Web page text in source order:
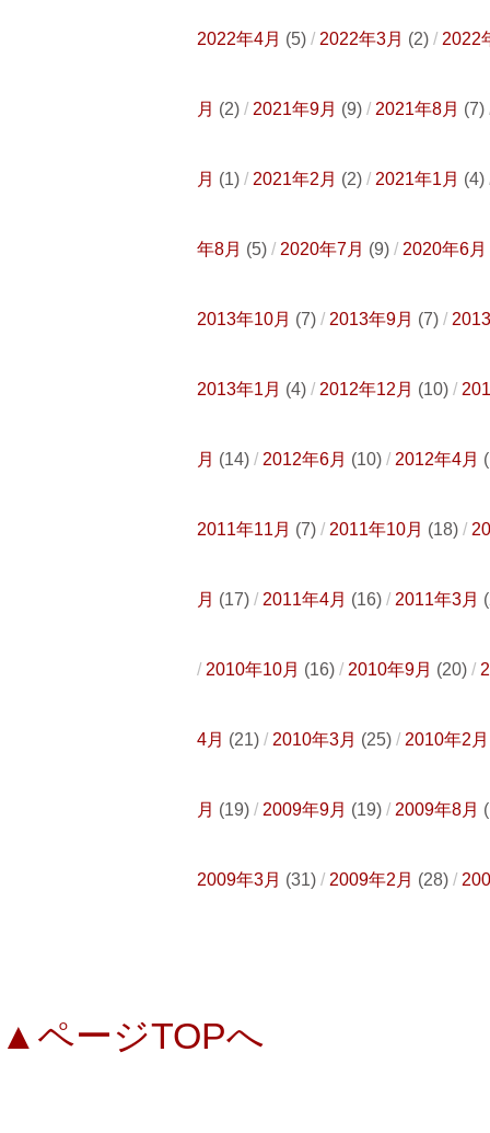
2022年4月 (5) 2022年3月 (2) 2022
月 (2) 2021年9月 (9) 2021年8月 (7)
月 (1) 2021年2月 (2) 2021年1月 (4)
年8月 (5) 2020年7月 (9) 2020年6月
2013年10月 (7) 2013年9月 (7)
2013年1月 (4) 2012年12月 (10)
月 (14) 2012年6月 (10) 2012年4月
2011年11月 (7) 2011年10月 (18)
月 (17) 2011年4月 (16) 2011年3月
2010年10月 (16) 2010年9月 (20)
4月 (21) 2010年3月 (25) 2010年2月
月 (19) 2009年9月 (19) 2009年8月
2009年3月 (31) 2009年2月 (28)
▲ページTOPへ